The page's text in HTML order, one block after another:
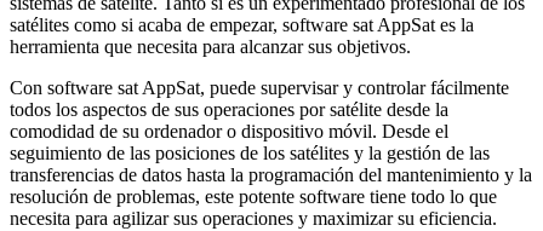
satélites como si acaba de empezar, software sat AppSat es la
herramienta que necesita para alcanzar sus objetivos.
Con software sat AppSat, puede supervisar y controlar fácilmente
todos los aspectos de sus operaciones por satélite desde la
comodidad de su ordenador o dispositivo móvil. Desde el
seguimiento de las posiciones de los satélites y la gestión de las
transferencias de datos hasta la programación del mantenimiento y la
resolución de problemas, este potente software tiene todo lo que
necesita para agilizar sus operaciones y maximizar su eficiencia.